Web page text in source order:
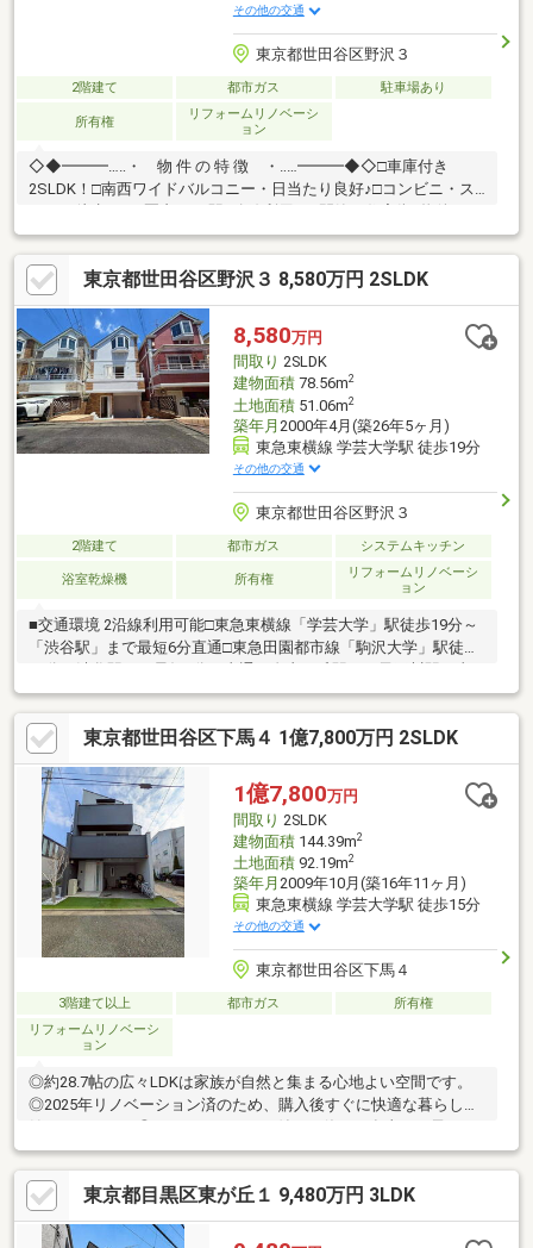
その他の交通
東京都世田谷区野沢３
2階建て 都市ガス 駐車場あり
所有権
リフォームリノベーシ
ョン
◇◆━━━…‥・ 物 件 の 特 徴 ・‥…━━━◆◇□車庫付き
2SLDK！□南西ワイドバルコニー・日当たり良好♪□コンビニ・ス
問合せはアドキャスト三軒茶屋支店まで【0120-974-313】♪♪
東京都世田谷区野沢３ 8,580万円 2SLDK
8,580万円
間取り 2SLDK
建物面積78.56m2
土地面積51.06m2
築年月 2000年4月(築26年5ヶ月)
東急東横線 学芸大学駅 徒歩19分
その他の交通
東京都世田谷区野沢３
2階建て 都市ガス システムキッチン
浴室乾燥機 所有権
リフォームリノベーシ
ョン
■交通環境 2沿線利用可能□東急東横線「学芸大学」駅徒歩19分～
「渋谷駅」まで最短6分直通□東急田園都市線「駒沢大学」駅徒歩
通■リフォーム内容□キッチン、浴室、洗面化粧台、トイレ新規交
換□壁、床□外壁、屋根塗装など■周辺環境□世田谷区立中丸小学校
まで徒歩1分□世田谷区立野沢公園まで徒歩3分□信濃屋野沢店まで
徒歩3分■POINT□ご家族が集まりやすく、荷物の運搬が楽な1階リ
ビングは、あかるい4面採光□動線が良く、お部屋がすっきり見え
る壁付けキッチン□各居室独立なのでおうち時間を快適に過ごせ
ます
東京都世田谷区下馬４ 1億7,800万円 2SLDK
1億7,800万円
間取り 2SLDK
建物面積144.39m2
土地面積92.19m2
築年月 2009年10月(築16年11ヶ月)
東急東横線 学芸大学駅 徒歩15分
その他の交通
東京都世田谷区下馬４
3階建て以上 都市ガス
所有権
リフォームリノベーシ
ョン
◎約28.7帖の広々LDKは家族が自然と集まる心地よい空間です。
◎2025年リノベーション済のため、購入後すぐに快適な暮らしを
との時間も楽しめます。◎学芸大学・祐天寺・三軒茶屋の3駅利用
可能♪現地内覧予約受付中です♪見学をご希望の方は『見学予約を
する』ボタンから事前にご予約ください。【資料請求】は上記ボ
タンよりお進みください。電話からは⇒TEL0120-002-237【通話
料無料】♪ご案内時間の目安になります♪□現地／物件見学（30分
東京都目黒区東が丘１ 9,480万円 3LDK